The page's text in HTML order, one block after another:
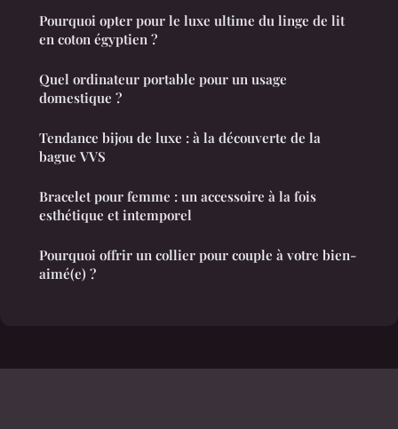
Pourquoi opter pour le luxe ultime du linge de lit
en coton égyptien ?
Quel ordinateur portable pour un usage
domestique ?
Tendance bijou de luxe : à la découverte de la
bague VVS
Bracelet pour femme : un accessoire à la fois
esthétique et intemporel
Pourquoi offrir un collier pour couple à votre bien-
aimé(e) ?